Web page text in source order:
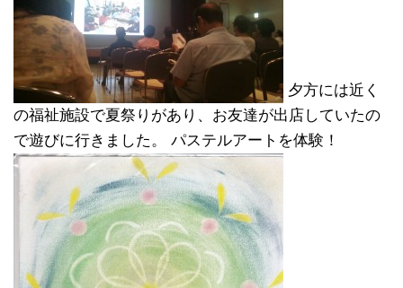
夕方には近く
の福祉施設で夏祭りがあり、お友達が出店していたの
で遊びに行きました。 パステルアートを体験！